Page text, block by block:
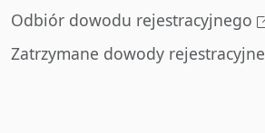
Odbiór dowodu rejestracyjnego
Zatrzymane dowody rejestracyjne